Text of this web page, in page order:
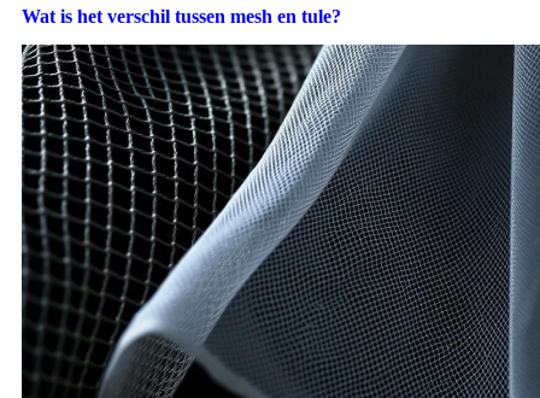
Wat is het verschil tussen mesh en tule?